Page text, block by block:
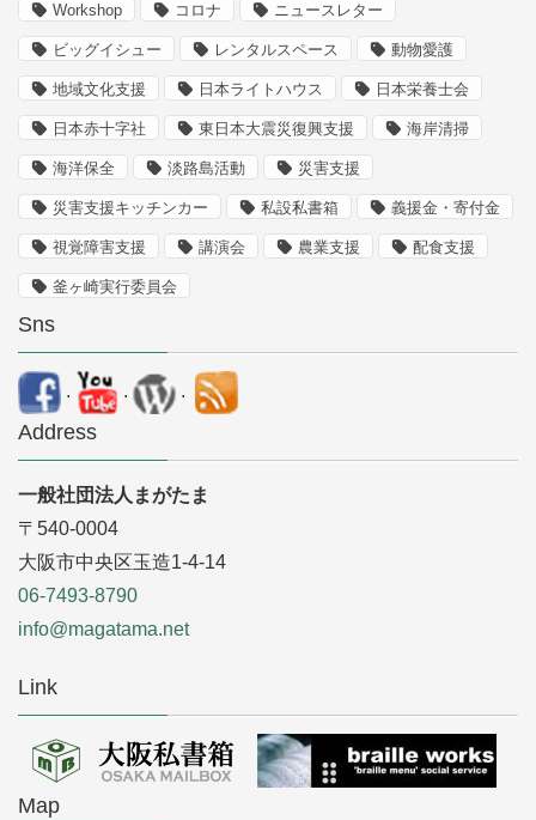
Workshop コロナ ニュースレター
ビッグイシュー レンタルスペース 動物愛護
地域文化支援 日本ライトハウス 日本栄養士会
日本赤十字社 東日本大震災復興支援 海岸清掃
海洋保全 淡路島活動 災害支援
災害支援キッチンカー 私設私書箱 義援金・寄付金
視覚障害支援 講演会 農業支援 配食支援
釜ヶ崎実行委員会
Sns
. . .
Address
一般社団法人まがたま
〒540-0004
大阪市中央区玉造1-4-14
06-7493-8790
info@magatama.net
Link
Map